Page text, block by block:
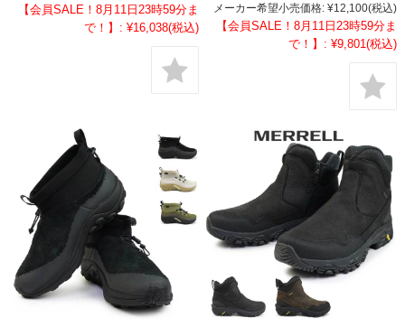
【会員SALE！8月11日23時59分ま
で！】: ¥16,038(税込)
メーカー希望小売価格: ¥12,100(税込)
【会員SALE！8月11日23時59分ま
で！】: ¥9,801(税込)